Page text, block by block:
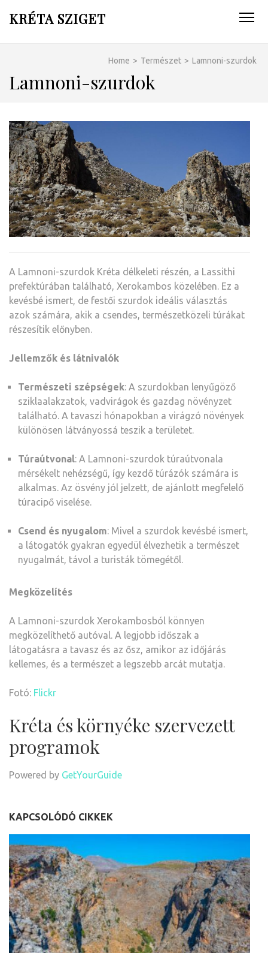
KRÉTA SZIGET
Home > Természet > Lamnoni-szurdok
Lamnoni-szurdok
A Lamnoni-szurdok Kréta délkeleti részén, a Lassithi
prefektúrában található, Xerokambos közelében. Ez a
kevésbé ismert, de festői szurdok ideális választás
azok számára, akik a csendes, természetközeli túrákat
részesítik előnyben.
Jellemzők és látnivalók
Természeti szépségek: A szurdokban lenyűgöző
sziklaalakzatok, vadvirágok és gazdag növényzet
található. A tavaszi hónapokban a virágzó növények
különösen látványossá teszik a területet.
Túraútvonal: A Lamnoni-szurdok túraútvonala
mérsékelt nehézségű, így kezdő túrázók számára is
alkalmas. Az ösvény jól jelzett, de ajánlott megfelelő
túracipő viselése.
Csend és nyugalom: Mivel a szurdok kevésbé ismert,
a látogatók gyakran egyedül élvezhetik a természet
nyugalmát, távol a turisták tömegétől.
Megközelítés
A Lamnoni-szurdok Xerokambosból könnyen
megközelíthető autóval. A legjobb időszak a
látogatásra a tavasz és az ősz, amikor az időjárás
kellemes, és a természet a legszebb arcát mutatja.
Fotó: Flickr
Kréta és környéke szervezett
programok
Powered by GetYourGuide
KAPCSOLÓDÓ CIKKEK